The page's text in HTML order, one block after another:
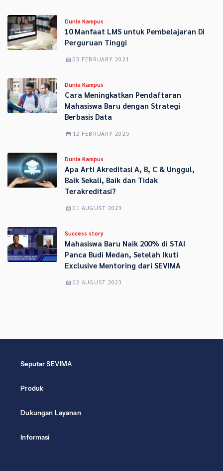
Dunia Kampus
10 Manfaat LMS untuk Pembelajaran Di
Perguruan Tinggi
03 FEBRUARY 2021
Dunia Kampus
Cara Meningkatkan Pendaftaran
Mahasiswa Baru dengan Strategi
Berbasis Data
12 FEBRUARY 2025
Dunia Kampus
Apa Arti Akreditasi A, B, C & Unggul,
Baik Sekali, Baik dan Tidak
Terakreditasi?
01 AUGUST 2023
Success story
Mahasiswa Baru Naik 200% di STAI
Panca Budi Medan, Setelah Ikuti
Exclusive Mentoring dari SEVIMA
02 AUGUST 2023
Seputar SEVIMA
Produk
Dukungan Layanan
Informasi